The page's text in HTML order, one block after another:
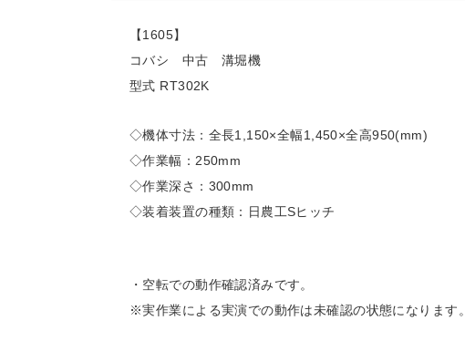
【1605】
コバシ 中古 溝堀機
型式 RT302K
◇機体寸法：全長1,150×全幅1,450×全高950(mm)
◇作業幅：250mm
◇作業深さ：300mm
◇装着装置の種類：日農工Sヒッチ
・空転での動作確認済みです。
※実作業による実演での動作は未確認の状態になります。